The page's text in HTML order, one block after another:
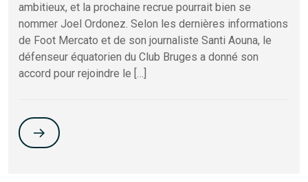
ambitieux, et la prochaine recrue pourrait bien se
nommer Joel Ordonez. Selon les dernières informations
de Foot Mercato et de son journaliste Santi Aouna, le
défenseur équatorien du Club Bruges a donné son
accord pour rejoindre le […]